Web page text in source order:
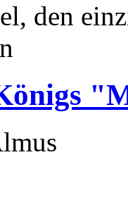
den